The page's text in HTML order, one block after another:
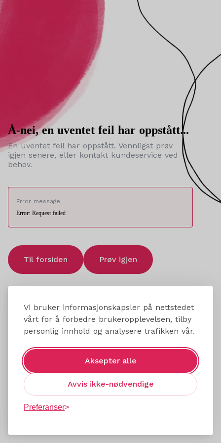
Vi bruker informasjonskapsler på nettstedet
vårt for å forbedre brukeropplevelsen, tilby
personlig innhold og analysere trafikken vår.
Aksepter alle
Avvis ikke-nødvendige
Preferanser
Å-nei, en uventet feil har oppstått...
En uventet feil har oppstått. Vennligst prøv
igjen senere, eller kontakt kundeservice ved
behov.
Error message:
Error: Request failed
Til forsiden Prøv igjen